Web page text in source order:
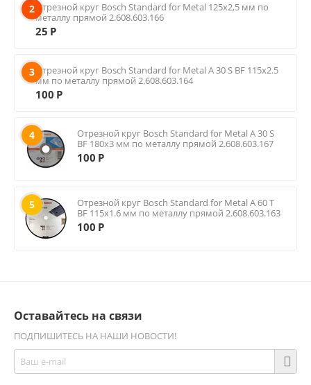
2 Отрезной круг Bosch Standard for Metal 125х2,5 мм по
металлу прямой 2.608.603.166
25 Р
3 Отрезной круг Bosch Standard for Metal A 30 S BF 115х2.5
мм по металлу прямой 2.608.603.164
100 Р
4
Отрезной круг Bosch Standard for Metal A 30 S
BF 180х3 мм по металлу прямой 2.608.603.167
100 Р
5
Отрезной круг Bosch Standard for Metal A 60 T
BF 115х1.6 мм по металлу прямой 2.608.603.163
100 Р
Оставайтесь на связи
ПОДПИШИТЕСЬ НА НАШИ НОВОСТИ!